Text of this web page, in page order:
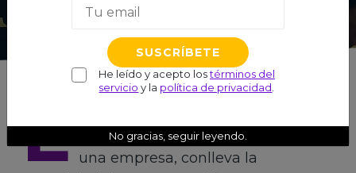
Tiempo de lectura: 3 min
L
metodologías ágilesdentro de
una empresa, conlleva la
He leído y acepto lostérminos del
servicio y la política de privacidad
No gracias, seguir leyendo.